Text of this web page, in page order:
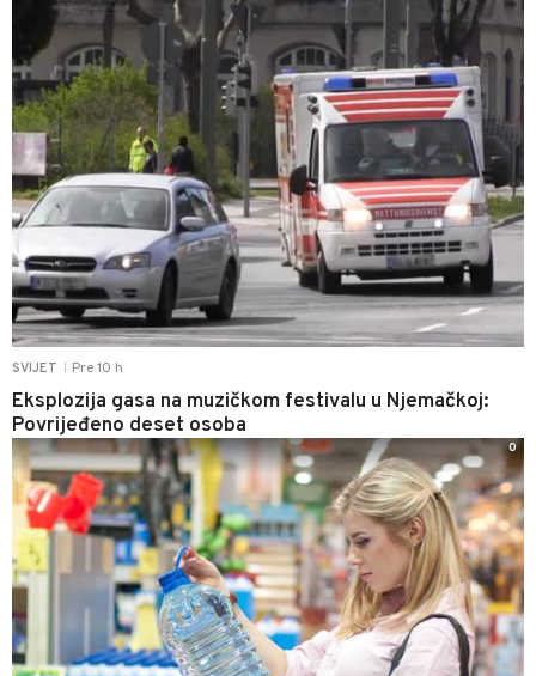
SVIJET Pre 10 h
Eksplozija gasa na muzičkom festivalu u Njemačkoj:
Povrijeđeno deset osoba
0